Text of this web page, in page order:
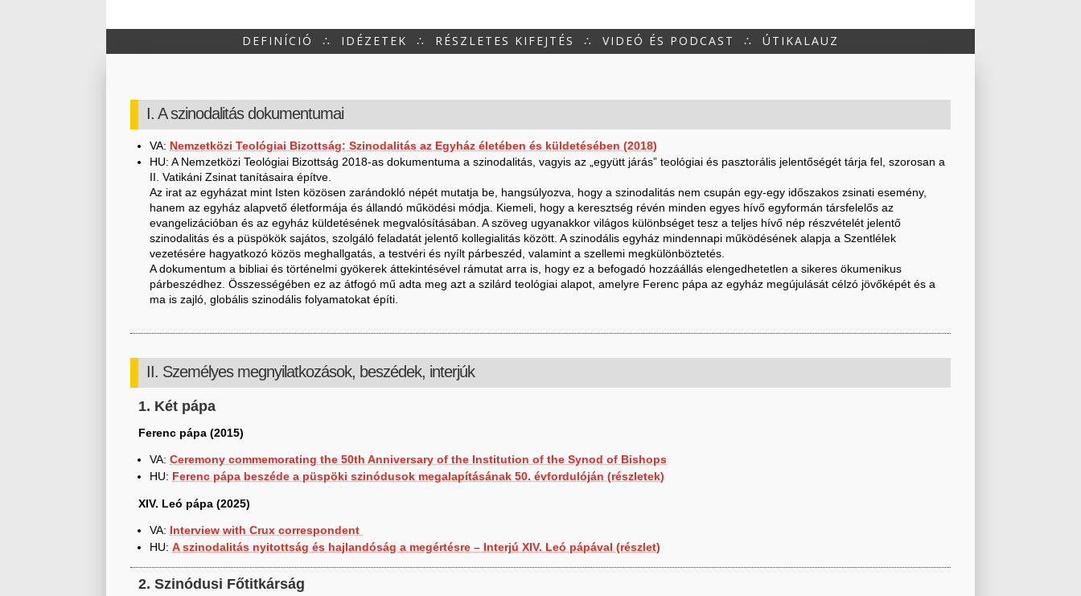
DEFINÍCIÓ ∴ IDÉZETEK ∴ RÉSZLETES KIFEJTÉS ∴ VIDEÓ ÉS PODCAST ∴ ÚTIKALAUZ
I. A szinodalitás dokumentumai
VA: Nemzetközi Teológiai Bizottság: Szinodalitás az Egyház életében és küldetésében (2018)
HU: A Nemzetközi Teológiai Bizottság 2018-as dokumentuma a szinodalitás, vagyis az „együtt járás” teológiai és pasztorális jelentőségét tárja fel, szorosan a
II. Vatikáni Zsinat tanításaira építve.
Az irat az egyházat mint Isten közösen zarándokló népét mutatja be, hangsúlyozva, hogy a szinodalitás nem csupán egy-egy időszakos zsinati esemény,
hanem az egyház alapvető életformája és állandó működési módja. Kiemeli, hogy a keresztség révén minden egyes hívő egyformán társfelelős az
evangelizációban és az egyház küldetésének megvalósításában. A szöveg ugyanakkor világos különbséget tesz a teljes hívő nép részvételét jelentő
szinodalitás és a püspökök sajátos, szolgáló feladatát jelentő kollegialitás között. A szinodális egyház mindennapi működésének alapja a Szentlélek
vezetésére hagyatkozó közös meghallgatás, a testvéri és nyílt párbeszéd, valamint a szellemi megkülönböztetés.
A dokumentum a bibliai és történelmi gyökerek áttekintésével rámutat arra is, hogy ez a befogadó hozzáállás elengedhetetlen a sikeres ökumenikus
párbeszédhez. Összességében ez az átfogó mű adta meg azt a szilárd teológiai alapot, amelyre Ferenc pápa az egyház megújulását célzó jövőképét és a
ma is zajló, globális szinodális folyamatokat építi.
II. Személyes megnyilatkozások, beszédek, interjúk
1. Két pápa
Ferenc pápa (2015)
VA: Ceremony commemorating the 50th Anniversary of the Institution of the Synod of Bishops
HU: Ferenc pápa beszéde a püspöki szinódusok megalapításának 50. évfordulóján (részletek)
XIV. Leó pápa (2025)
VA: Interview with Crux correspondent
HU: A szinodalitás nyitottság és hajlandóság a megértésre – Interjú XIV. Leó pápával (részlet)
2. Szinódusi Főtitkárság